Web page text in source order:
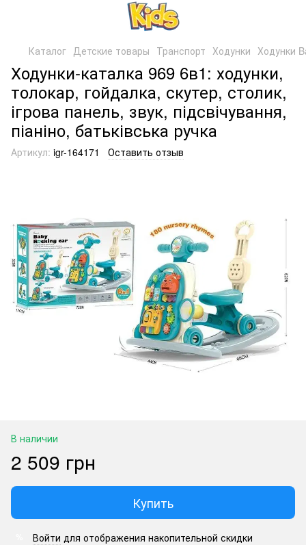
Каталог Детские товары Транспорт Ходунки Ходунки
Ходунки-каталка 969 6в1: ходунки,
толокар, гойдалка, скутер, столик,
ігрова панель, звук, підсвічування,
піаніно, батьківська ручка
Артикул: igr-164171 Оставить отзыв
В наличии
2 509 грн
Купить
Войти для отображения накопительной скидки